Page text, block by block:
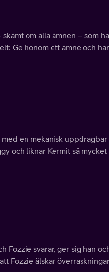
om alla ämnen – som
Ge honom ett ämne och
en mekanisk
och liknar Kermit så
Fozzie svarar, ger sig han
Fozzie älskar